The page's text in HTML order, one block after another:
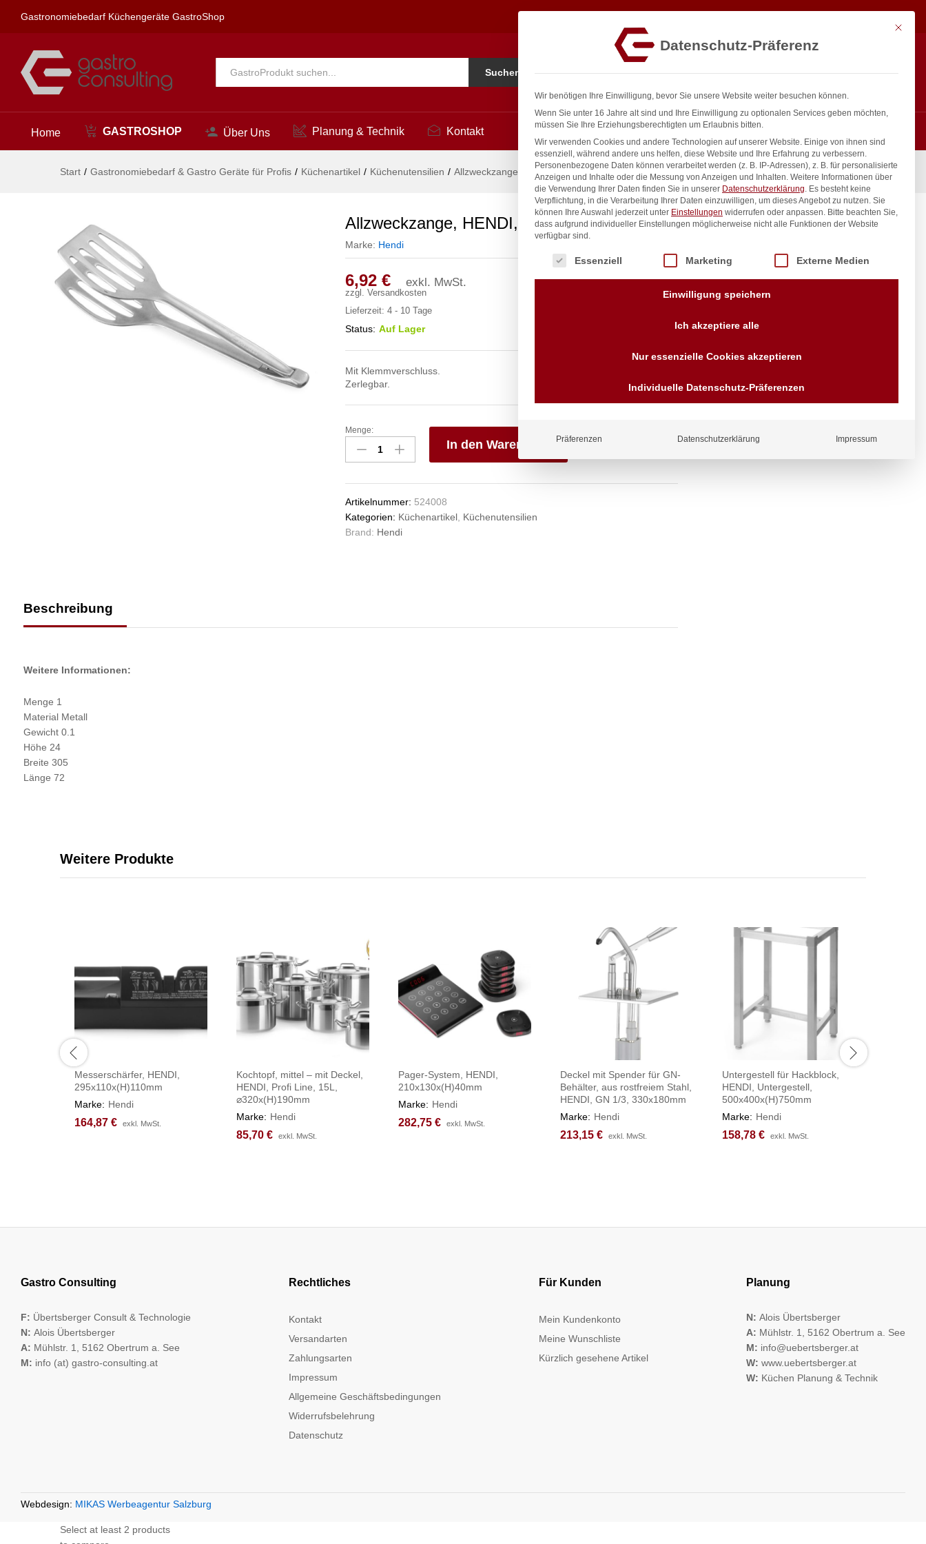
Gastronomiebedarf Küchengeräte GastroShop
Alle Suchen
Home GASTROSHOP Über Uns Planung & Technik Kontakt
Start / Gastronomiebedarf & Gastro Geräte für Profis / Küchenartikel / Küchenutensilien / Allzweckzange, HENDI, (L)270mm
Allzweckzange, HENDI, (L)270mm
Marke: Hendi
6,92 € exkl. MwSt.
zzgl. Versandkosten
Lieferzeit: 4 - 10 Tage
Status: Auf Lager
Mit Klemmverschluss.
Zerlegbar.
Allzweckzange,
HENDI,
(L)270mm
Menge:
In den Warenkorb
Artikelnummer: 524008
Kategorien: Küchenartikel, Küchenutensilien
Brand: Hendi
Beschreibung
Weitere Informationen:
Menge 1
Material Metall
Gewicht 0.1
Höhe 24
Breite 305
Länge 72
inkl. / exkl. MwSt.
Anfragen
Wir sind seit über 40 Jahren
für Sie da
Vorrauskasse Paypal,
Kreditkarte, Direkt
Weitere Produkte
Messerschärfer, HENDI,
295x110x(H)110mm
Marke: Hendi
164,87 € exkl. MwSt.
164,87 € exkl. MwSt.
Kochtopf, mittel – mit Deckel,
HENDI, Profi Line, 15L,
⌀320x(H)190mm
Marke: Hendi
85,70 € exkl. MwSt.
85,70 € exkl. MwSt.
Pager-System, HENDI,
210x130x(H)40mm
Marke: Hendi
282,75 € exkl. MwSt.
282,75 € exkl. MwSt.
Deckel mit Spender für GN-
Behälter, aus rostfreiem Stahl,
HENDI, GN 1/3, 330x180mm
Marke: Hendi
213,15 € exkl. MwSt.
213,15 € exkl. MwSt.
Untergestell für Hackblock,
HENDI, Untergestell,
500x400x(H)750mm
Marke: Hendi
158,78 € exkl. MwSt.
158,78 € exkl. MwSt.
Gastro Consulting
F: Übertsberger Consult & Technologie
N: Alois Übertsberger
A: Mühlstr. 1, 5162 Obertrum a. See
M: info (at) gastro-consulting.at
Rechtliches
Kontakt
Versandarten
Zahlungsarten
Impressum
Allgemeine Geschäftsbedingungen
Widerrufsbelehrung
Datenschutz
Für Kunden
Mein Kundenkonto
Meine Wunschliste
Kürzlich gesehene Artikel
Planung
N: Alois Übertsberger
A: Mühlstr. 1, 5162 Obertrum a. See
M: info@uebertsberger.at
W: www.uebertsberger.at
W: Küchen Planung & Technik
Webdesign: MIKAS Werbeagentur Salzburg
Beschreibung
6,92€ exkl. MwSt. In den Warenkorb
Mit
Datenschutz-Präferenz
Wir benötigen Ihre Einwilligung, bevor Sie unsere Website weiter besuchen können.
Wenn Sie unter 16 Jahre alt sind und Ihre Einwilligung zu optionalen Services geben möchten,
müssen Sie Ihre Erziehungsberechtigten um Erlaubnis bitten.
Wir verwenden Cookies und andere Technologien auf unserer Website. Einige von ihnen sind
essenziell, während andere uns helfen, diese Website und Ihre Erfahrung zu verbessern.
Personenbezogene Daten können verarbeitet werden (z. B. IP-Adressen), z. B. für personalisierte
Anzeigen und Inhalte oder die Messung von Anzeigen und Inhalten. Weitere Informationen über
die Verwendung Ihrer Daten finden Sie in unserer Datenschutzerklärung. Es besteht keine
Verpflichtung, in die Verarbeitung Ihrer Daten einzuwilligen, um dieses Angebot zu nutzen. Sie
können Ihre Auswahl jederzeit unter Einstellungen widerrufen oder anpassen. Bitte beachten Sie,
dass aufgrund individueller Einstellungen möglicherweise nicht alle Funktionen der Website
verfügbar sind.
Es folgt eine Liste der Service-Gruppen, für die eine Einwilligung erteilt werden kann.
Essenziell Marketing Externe Medien
Einwilligung speichern
Ich akzeptiere alle
Nur essenzielle Cookies akzeptieren
Individuelle Datenschutz-Präferenzen
Präferenzen Datenschutzerklärung Impressum
Select at least 2 products